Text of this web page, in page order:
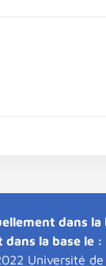
dans la
la base le :
Université de